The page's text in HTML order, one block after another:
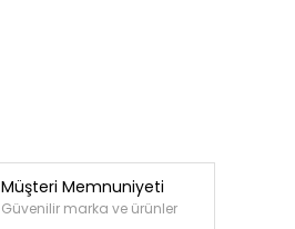
Müşteri Memnuniyeti
Güvenilir marka ve ürünler